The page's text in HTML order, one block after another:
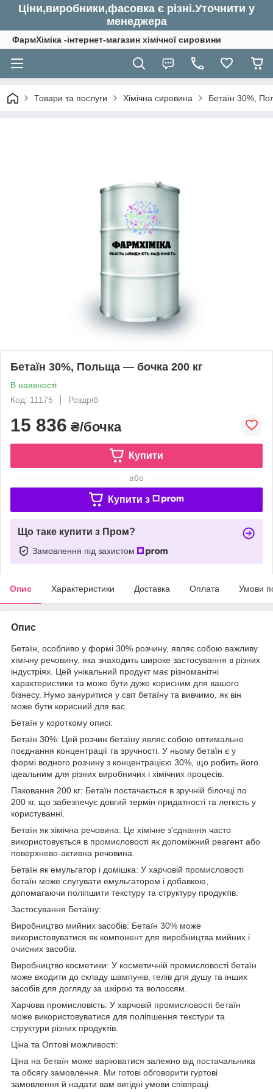
Ціни,виробники,фасовка є різні.Уточнити у
менеджера
ФармХіміка -інтернет-магазин хімічної сировини
Товари та послуги Хімічна сировина Бетаїн 30%,
Бетаїн 30%, Польща — бочка 200 кг
В наявності
Код: 11175
Роздріб
15 836 ₴/бочка
Купити
або
Купити з
Що таке купити з Пром?
Замовлення під захистом
Опис Характеристики Доставка Оплата Умови
Опис
Бетаїн, особливо у формі 30% розчину, являє собою важливу
хімічну речовину, яка знаходить широке застосування в різних
індустріях. Цей унікальний продукт має різноманітні
характеристики та може бути дуже корисним для вашого
бізнесу. Нумо зануритися у світ бетаїну та вивчимо, як він
може бути корисний для вас.
Бетаїн у короткому описі:
Бетаїн 30%: Цей розчин бетаїну являє собою оптимальне
поєднання концентрації та зручності. У ньому бетаїн є у
формі водного розчину з концентрацією 30%, що робить його
ідеальним для різних виробничих і хімічних процесів.
Паковання 200 кг: Бетаїн постачається в зручній білочці по
200 кг, що забезпечує довгий термін придатності та легкість у
користуванні.
Бетаїн як хімічна речовина: Це хімічне з'єднання часто
використовується в промисловості як допоміжний реагент або
поверхнево-активна речовина.
Бетаїн як емульгатор і домішка: У харчовій промисловості
бетаїн може слугувати емульгатором і добавкою,
допомагаючи поліпшити текстуру та структуру продуктів.
Застосування Бетаїну:
Виробництво мийних засобів: Бетаїн 30% може
використовуватися як компонент для виробництва мийних і
очисних засобів.
Виробництво косметики: У косметичній промисловості бетаїн
може входити до складу шампунів, гелів для душу та інших
засобів для догляду за шкірою та волоссям.
Харчова промисловість: У харчовій промисловості бетаїн
може використовуватися для поліпшення текстури та
структури різних продуктів.
Ціна та Оптові можливості:
Ціна на бетаїн може варіюватися залежно від постачальника
та обсягу замовлення. Ми готові обговорити гуртові
замовлення й надати вам вигідні умови співпраці.